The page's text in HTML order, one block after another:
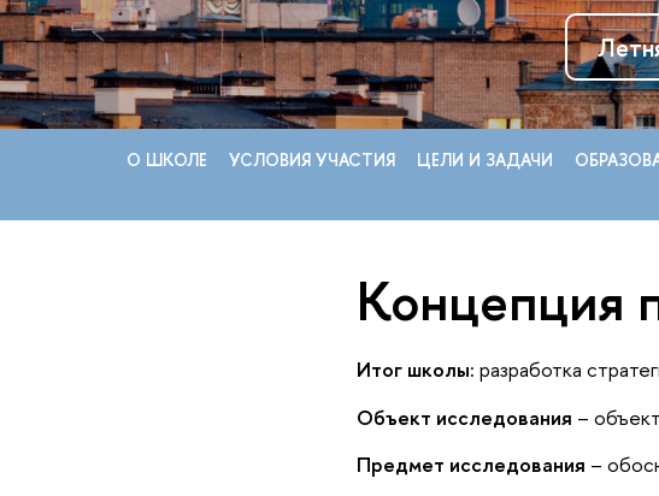
О ШКОЛЕ УСЛОВИЯ УЧАСТИЯ ЦЕЛИ И ЗАДАЧИ
Концепция
Итог школы: разработка
Объект исследования –
Предмет исследования –